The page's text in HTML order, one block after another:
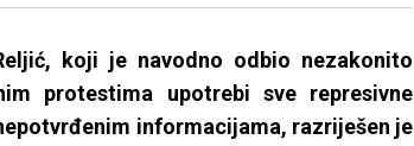
koji je navodno odbio nezakonito
protestima upotrebi sve represivne
informacijama, razriješen je